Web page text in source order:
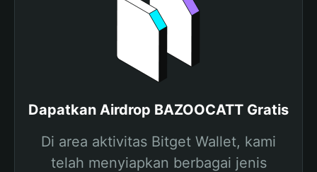
Dapatkan Airdrop BAZOOCATT Gratis
Di area aktivitas Bitget Wallet, kami
telah menyiapkan berbagai jenis